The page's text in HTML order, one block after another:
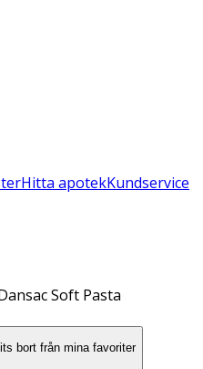
Hitta apotekKundservice
Soft Pasta
bort från mina favoriter